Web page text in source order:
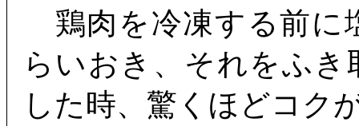
鶏肉を冷凍する前に
らいおき、それをふ
した時、驚くほどコク